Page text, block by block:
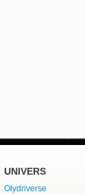
UNIVERS
Olydriverse